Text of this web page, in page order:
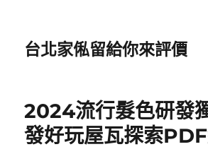
台北家俬留給你來評價
2024流行髮色研發
發好玩屋瓦探索